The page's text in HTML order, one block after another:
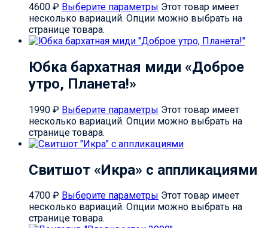
4600 ₽ Выберите параметры Этот товар имеет
несколько вариаций. Опции можно выбрать на
странице товара.
Юбка бархатная миди «Доброе
утро, Планета!»
1990 ₽ Выберите параметры Этот товар имеет
несколько вариаций. Опции можно выбрать на
странице товара.
Свитшот «Икра» с аппликациями
4700 ₽ Выберите параметры Этот товар имеет
несколько вариаций. Опции можно выбрать на
странице товара.